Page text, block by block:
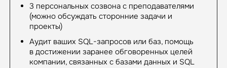
3 персональных созвона с преподавателями
(можно обсуждать сторонние задачи и
проекты)
Аудит ваших SQL-запросов или баз, помощь
в достижении заранее обговоренных целей
компании, связанных с базами данных и SQL